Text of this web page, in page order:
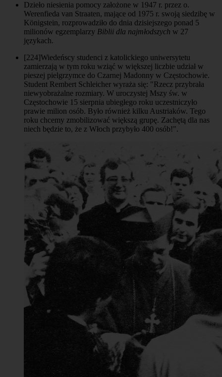
Dzieło niesienia pomocy założone w 1947 r. przez o.
Werenfieda van Straaten, mające od 1975 r. swoją siedzibę w
Königstein, rozprowadziło do dnia dzisiejszego ponad 5
milionów egzemplarzy Biblii dla najmłodszych w 27
językach.
[224]Wiedeńscy studenci z katolickiego uniwersytetu
zamierzają w tym roku wziąć w większej liczbie udział w
pieszej pielgrzymce do Czarnej Madonny w Częstochowie.
Student Rembert Schleicher wyraża się: "Rzecz przybrała
niewyobrażalne rozmiary. W uroczystej Mszy św. w
Częstochowie 15 sierpnia ubiegłego roku uczestniczyło
prawie milion osób. Było również kilku Austriaków. Tego
roku chcemy zmobilizować większą grupę. Zachętą dla nas
niech będzie to, że z Włoch przybyło 400 osób!".